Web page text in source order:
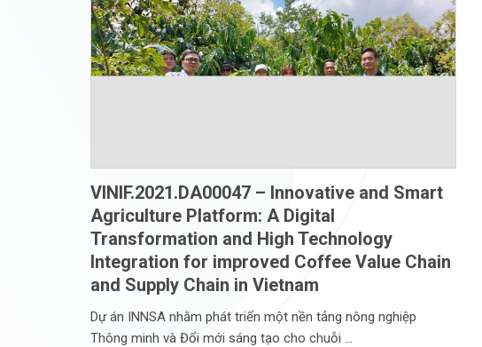
VINIF.2021.DA00047 – Innovative and Smart
Agriculture Platform: A Digital
Transformation and High Technology
Integration for improved Coffee Value Chain
and Supply Chain in Vietnam
Dự án INNSA nhằm phát triển một nền tảng nông nghiệp
Thông minh và Đổi mới sáng tạo cho chuỗi